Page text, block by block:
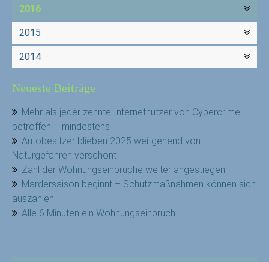
2016
2015
2014
Neueste Beiträge
Mehr als jeder zehnte Internetnutzer von Cybercrime
betroffen – mindestens
Autobesitzer blieben 2025 weitgehend von
Naturgefahren verschont
Zahl der Wohnungseinbrüche weiter angestiegen
Mardersaison beginnt – Schutzmaßnahmen können sich
auszahlen
Alle 6 Minuten ein Wohnungseinbruch